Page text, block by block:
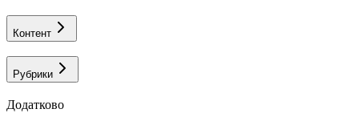
Контент
Рубрики
Додатково